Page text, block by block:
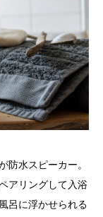
防水スピーカー。
アリングして入浴
呂に浮かせられる